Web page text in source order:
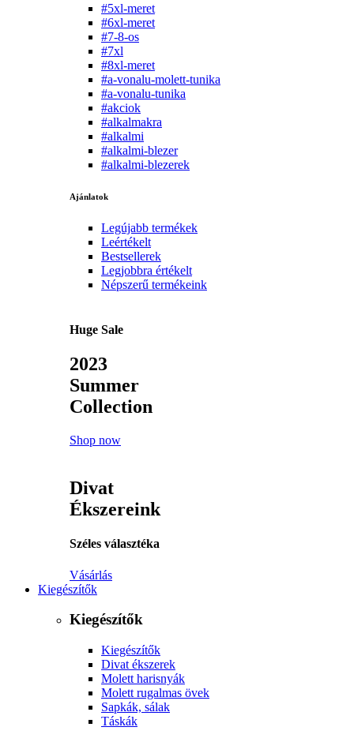
#5xl-meret
#6xl-meret
#7-8-os
#7xl
#8xl-meret
#a-vonalu-molett-tunika
#a-vonalu-tunika
#akciok
#alkalmakra
#alkalmi
#alkalmi-blezer
#alkalmi-blezerek
Ajánlatok
Legújabb termékek
Leértékelt
Bestsellerek
Legjobbra értékelt
Népszerű termékeink
Huge Sale
2023
Summer
Collection
Shop now
Divat
Ékszereink
Széles választéka
Vásárlás
Kiegészítők
Kiegészítők
Kiegészítők
Divat ékszerek
Molett harisnyák
Molett rugalmas övek
Sapkák, sálak
Táskák